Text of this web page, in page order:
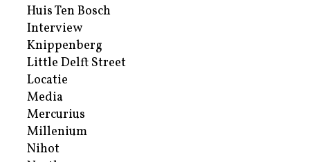
Huis Ten Bosch
Interview
Knippenberg
Little Delft Street
Locatie
Media
Mercurius
Millenium
Nihot